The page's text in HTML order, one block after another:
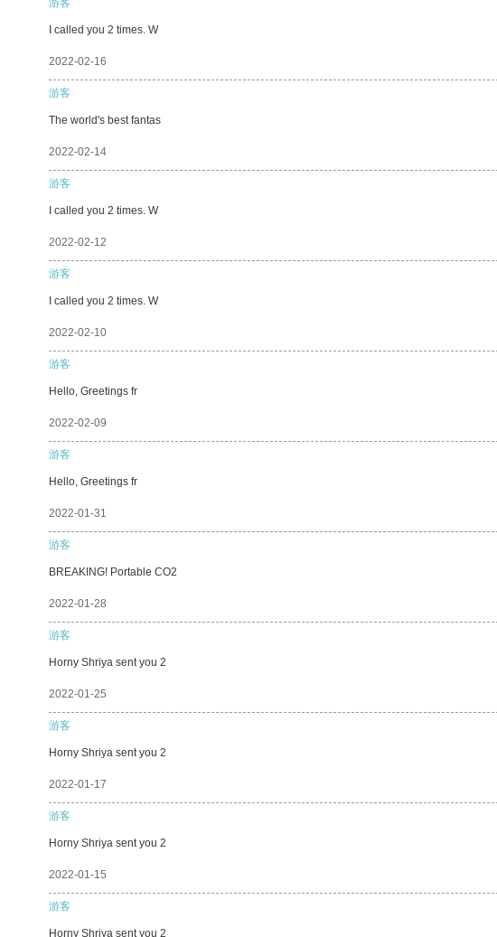
游客
I called you 2 times. W
2022-02-16
游客
The world's best fantas
2022-02-14
游客
I called you 2 times. W
2022-02-12
游客
I called you 2 times. W
2022-02-10
游客
Hello, Greetings fr
2022-02-09
游客
Hello, Greetings fr
2022-01-31
游客
BREAKING! Portable CO2
2022-01-28
游客
Horny Shriya sent you 2
2022-01-25
游客
Horny Shriya sent you 2
2022-01-17
游客
Horny Shriya sent you 2
2022-01-15
游客
Horny Shriya sent you 2